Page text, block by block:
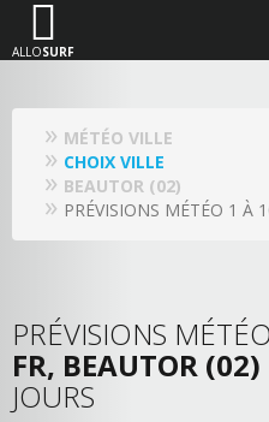
ALLOSURF
MÉTÉO VILLE
CHOIX VILLE
BEAUTOR (02)
PRÉVISIONS MÉTÉO 1 À
PRÉVISIONS
FR, BEAUTOR (02)
JOURS